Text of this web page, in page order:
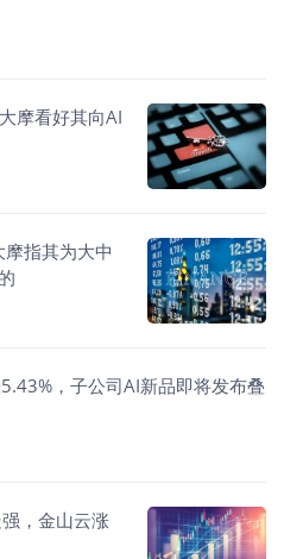
摩看好其向AI
摩指其为大中
，子公司AI新品即将发布叠
，金山云涨